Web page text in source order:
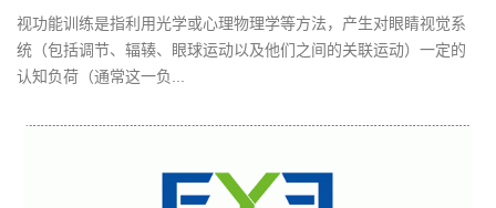
视功能训练是指利用光学或心理物理学等方法，产生对眼睛视觉系
统（包括调节、辐辏、眼球运动以及他们之间的关联运动）一定的
认知负荷（通常这一负...